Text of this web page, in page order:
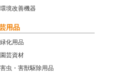
環境改善機器
用品
緑化用品
園芸資材
害虫・害獣駆除用品